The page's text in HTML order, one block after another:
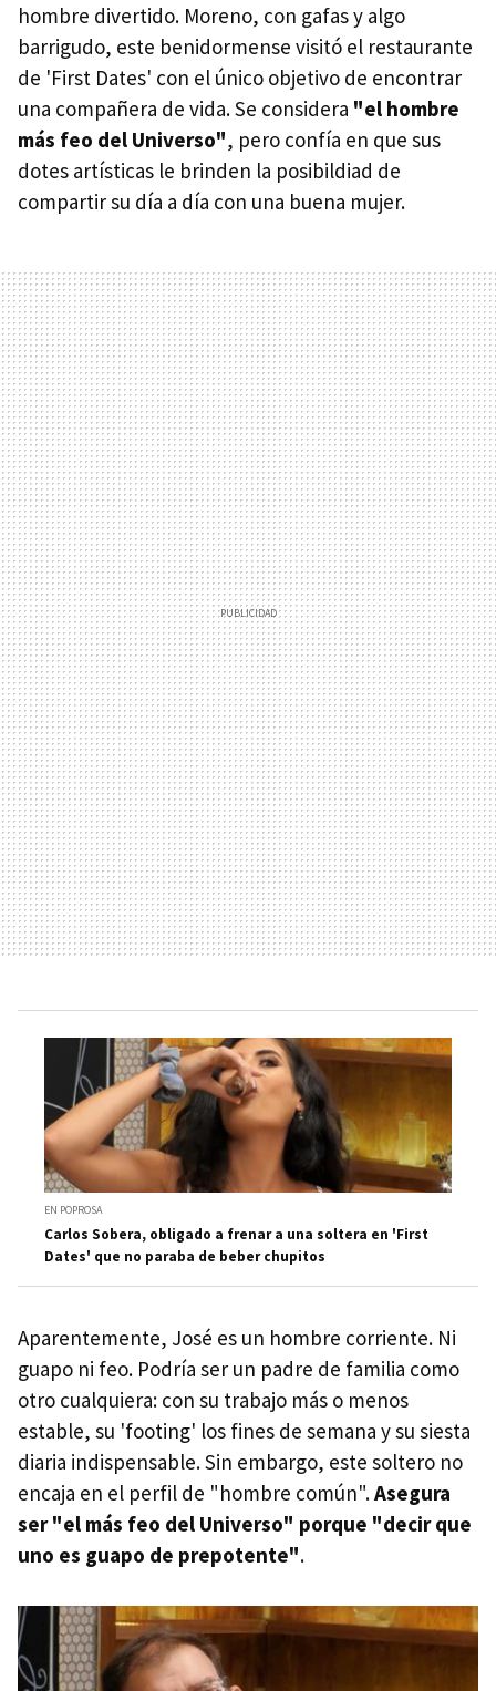
hombre divertido. Moreno, con gafas y algo
barrigudo, este benidormense visitó el restaurante
de 'First Dates' con el único objetivo de encontrar
una compañera de vida. Se considera "el hombre
más feo del Universo", pero confía en que sus
dotes artísticas le brinden la posibildiad de
compartir su día a día con una buena mujer.
EN POPROSA
Carlos Sobera, obligado a frenar a una soltera en 'First
Dates' que no paraba de beber chupitos
Aparentemente, José es un hombre corriente. Ni
guapo ni feo. Podría ser un padre de familia como
otro cualquiera: con su trabajo más o menos
estable, su 'footing' los fines de semana y su siesta
diaria indispensable. Sin embargo, este soltero no
encaja en el perfil de "hombre común".Asegura
ser "el más feo del Universo" porque "decir que
uno es guapo de prepotente".